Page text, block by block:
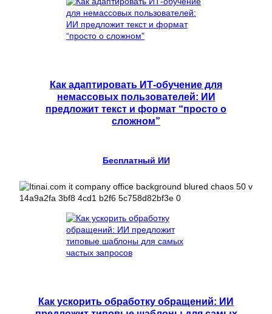
Как адаптировать ИТ-обучение для
немассовых пользователей: ИИ
предложит текст и формат “просто о
сложном”
Бесплатный ИИ
Как ускорить обработку обращений: ИИ